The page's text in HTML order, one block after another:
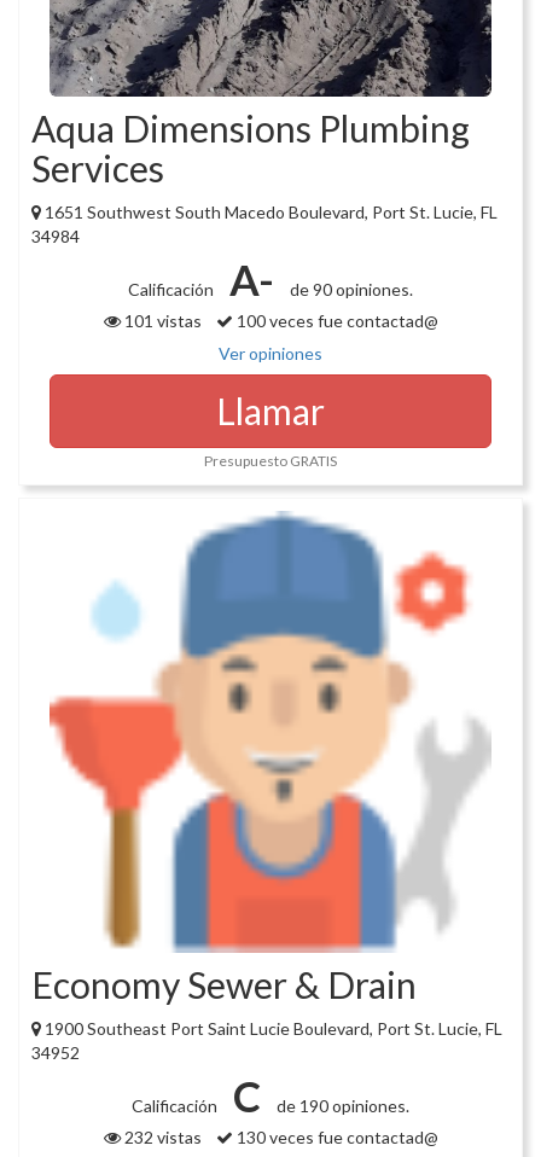
Aqua Dimensions Plumbing
Services
1651 Southwest South Macedo Boulevard, Port St. Lucie, FL
34984
Calificación A-
de 90 opiniones.
101 vistas
100 veces fue contactad@
Ver opiniones
Llamar
Presupuesto GRATIS
Economy Sewer & Drain
1900 Southeast Port Saint Lucie Boulevard, Port St. Lucie, FL
34952
Calificación C
de 190 opiniones.
232 vistas
130 veces fue contactad@